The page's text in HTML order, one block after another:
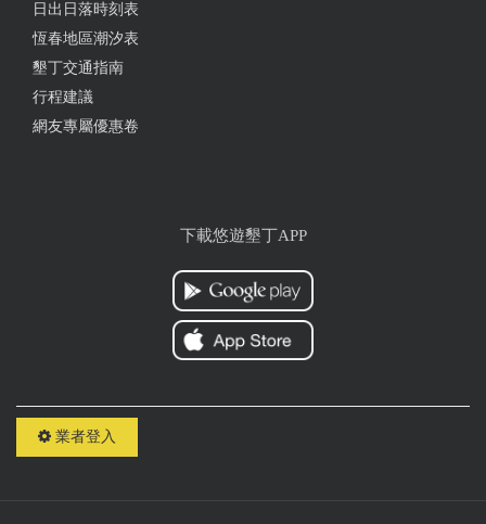
日出日落時刻表
恆春地區潮汐表
墾丁交通指南
行程建議
網友專屬優惠卷
下載悠遊墾丁APP
業者登入